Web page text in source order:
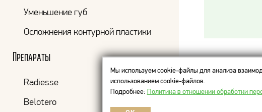
Уменьшение губ
Осложнения контурной пластики
Препараты
Radiesse
Belotero
Цены на
Мы используем cookie-файлы для анализа
использованием cookie-файлов.
Подробнее: Политика в отношении обработки